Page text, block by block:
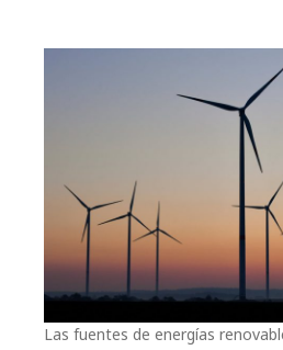
Las fuentes de energías